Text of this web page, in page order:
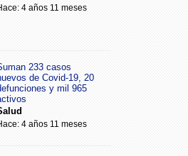
4 años 11 meses
233 casos
de Covid-19, 20
y mil 965
4 años 11 meses